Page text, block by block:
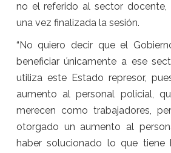
no el referido al sector docente,
una vez finalizada la sesión.
“No quiero decir que el
beneficiar únicamente a ese
utiliza este Estado represor,
aumento al personal policial,
merecen como trabajadores,
otorgado un aumento al
haber solucionado lo que tiene